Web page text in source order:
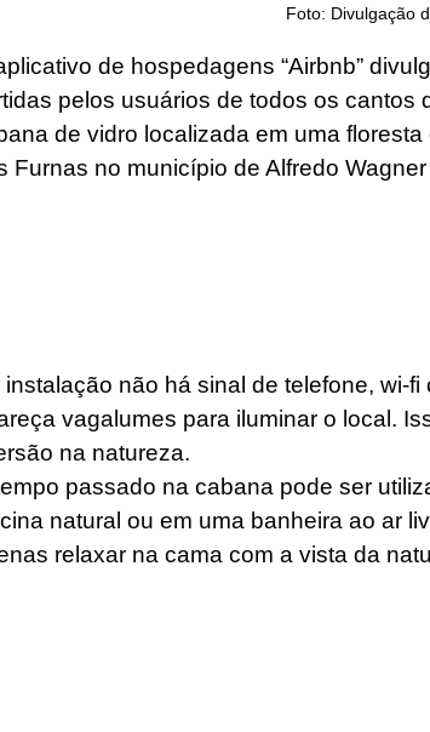
Foto: Divulgação
de hospedagens “Airbnb”
pelos usuários de todos os cantos
de vidro localizada em uma
Furnas no município de Alfredo
instalação não há sinal de telefone, wi-
vagalumes para iluminar o local.
na natureza.
passado na cabana pode ser
natural ou em uma banheira ao ar
relaxar na cama com a vista da